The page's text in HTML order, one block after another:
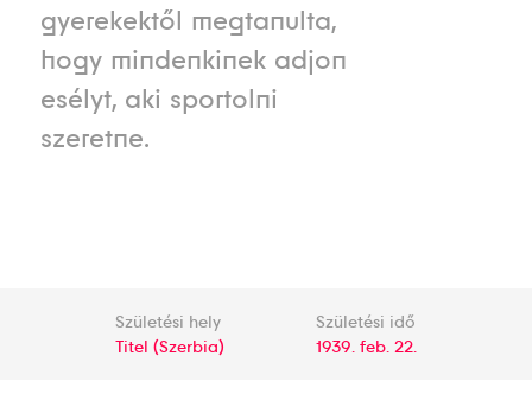
gyerekektől megtanulta,
hogy mindenkinek adjon
esélyt, aki sportolni
szeretne.
Születési hely
Titel (Szerbia)
Születési idő
1939. feb. 22.